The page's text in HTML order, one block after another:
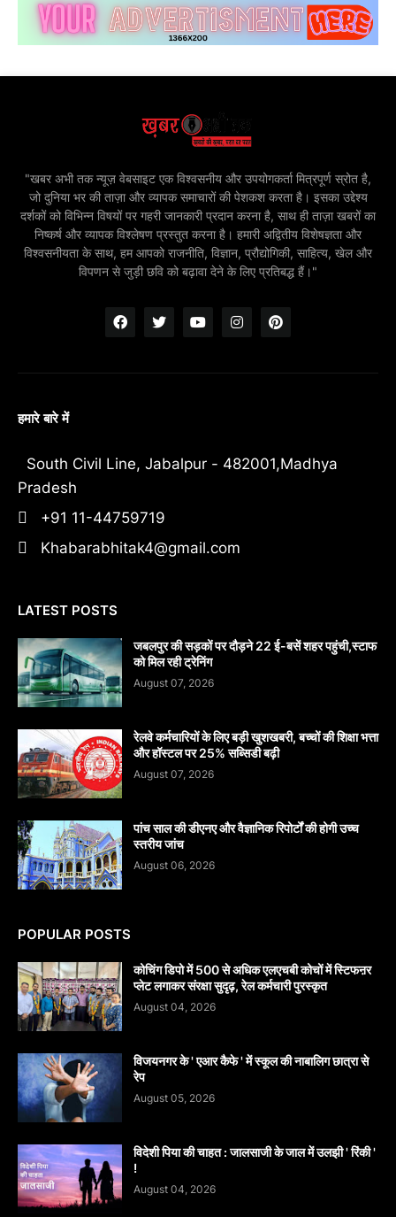
"खबर अभी तक न्यूज़ वेबसाइट एक विश्वसनीय और उपयोगकर्ता मित्रपूर्ण स्रोत है,
जो दुनिया भर की ताज़ा और व्यापक समाचारों की पेशकश करता है। इसका उद्देश्य
दर्शकों को विभिन्न विषयों पर गहरी जानकारी प्रदान करना है, साथ ही ताज़ा खबरों का
निष्कर्ष और व्यापक विश्लेषण प्रस्तुत करना है। हमारी अद्वितीय विशेषज्ञता और
विश्वसनीयता के साथ, हम आपको राजनीति, विज्ञान, प्रौद्योगिकी, साहित्य, खेल और
विपणन से जुड़ी छवि को बढ़ावा देने के लिए प्रतिबद्ध हैं।"
हमारे बारे में
South Civil Line, Jabalpur - 482001,Madhya
Pradesh
+91 11-44759719
Khabarabhitak4@gmail.com
LATEST POSTS
जबलपुर की सड़कों पर दौड़ने 22 ई-बसें शहर पहुंची,स्टाफ
को मिल रही ट्रेनिंग
August 07, 2026
रेलवे कर्मचारियों के लिए बड़ी खुशखबरी, बच्चों की शिक्षा भत्ता
और हॉस्टल पर 25% सब्सिडी बढ़ी
August 07, 2026
पांच साल की डीएनए और वैज्ञानिक रिपोर्टों की होगी उच्च
स्तरीय जांच
August 06, 2026
POPULAR POSTS
कोचिंग डिपो में 500 से अधिक एलएचबी कोचों में स्टिफऩर
प्लेट लगाकर संरक्षा सुदृढ़, रेल कर्मचारी पुरस्कृत
August 04, 2026
विजयनगर के ' एआर कैफे ' में स्कूल की नाबालिग छात्रा से
रेप
August 05, 2026
विदेशी पिया की चाहत : जालसाजी के जाल में उलझी ' रिंकी '
!
August 04, 2026